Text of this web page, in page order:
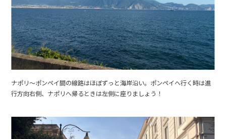
ナポリ～ポンペイ間の線路はほぼずっと海岸沿い。ポンペイへ行く時は進
行方向右側、ナポリへ帰るときは左側に座りましょう！